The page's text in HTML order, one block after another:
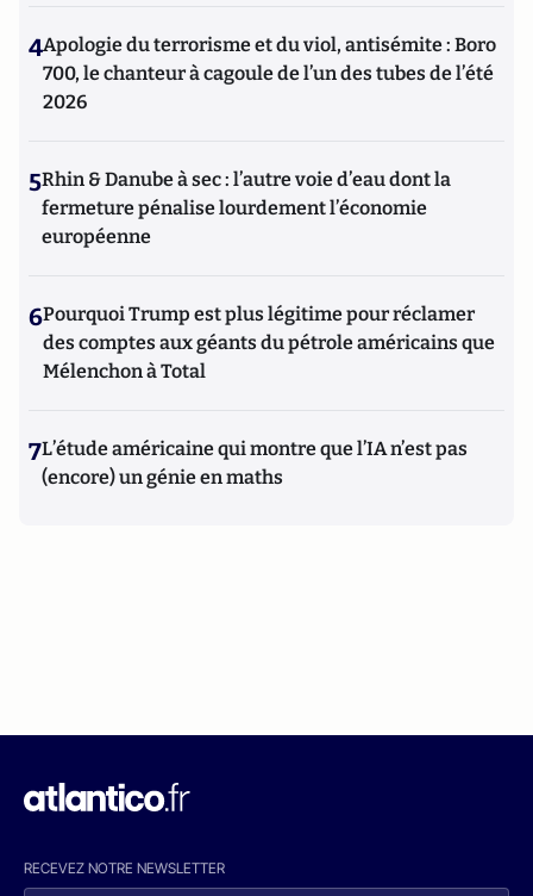
4Apologie du terrorisme et du viol, antisémite : Boro
700, le chanteur à cagoule de l’un des tubes de l’été
2026
5Rhin & Danube à sec : l’autre voie d’eau dont la
fermeture pénalise lourdement l’économie
européenne
6Pourquoi Trump est plus légitime pour réclamer
des comptes aux géants du pétrole américains que
Mélenchon à Total
7L’étude américaine qui montre que l’IA n’est pas
(encore) un génie en maths
RECEVEZ NOTRE NEWSLETTER